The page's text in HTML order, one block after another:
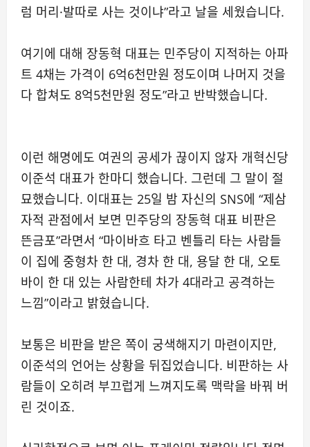
럼 머리·발따로 사는 것이냐”라고 날을 세웠습니다.
여기에 대해 장동혁 대표는 민주당이 지적하는 아파
트 4채는 가격이 6억6천만원 정도이며 나머지 것을
다 합쳐도 8억5천만원 정도”라고 반박했습니다.
이런 해명에도 여권의 공세가 끊이지 않자 개혁신당
이준석 대표가 한마디 했습니다. 그런데 그 말이 절
묘했습니다. 이대표는 25일 밤 자신의 SNS에 “제삼
자적 관점에서 보면 민주당의 장동혁 대표 비판은
뜬금포”라면서 “마이바흐 타고 벤틀리 타는 사람들
이 집에 중형차 한 대, 경차 한 대, 용달 한 대, 오토
바이 한 대 있는 사람한테 차가 4대라고 공격하는
느낌”이라고 밝혔습니다.
보통은 비판을 받은 쪽이 궁색해지기 마련이지만,
이준석의 언어는 상황을 뒤집었습니다. 비판하는 사
람들이 오히려 부끄럽게 느껴지도록 맥락을 바꿔 버
린 것이죠.